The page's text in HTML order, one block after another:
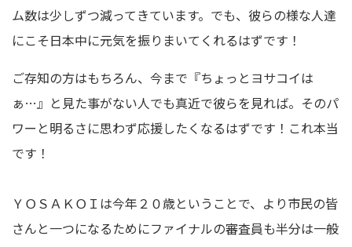
ム数は少しずつ減ってきています。でも、彼らの様な人達
にこそ日本中に元気を振りまいてくれるはずです！
ご存知の方はもちろん、今まで『ちょっとヨサコイは
ぁ…』と見た事がない人でも真近で彼らを見れば。そのパ
ワーと明るさに思わず応援したくなるはずです！これ本当
です！
ＹＯＳＡＫＯＩは今年２０歳ということで、より市民の皆
さんと一つになるためにファイナルの審査員も半分は一般